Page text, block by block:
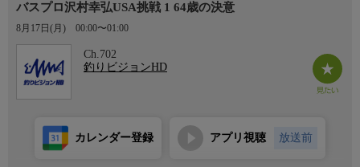
バスプロ沢村幸弘USA挑戦 1 64歳の決意
8月17日(月) 00:00〜01:00
Ch.702
釣りビジョンHD
カレンダー登録 アプリ視聴 放送前